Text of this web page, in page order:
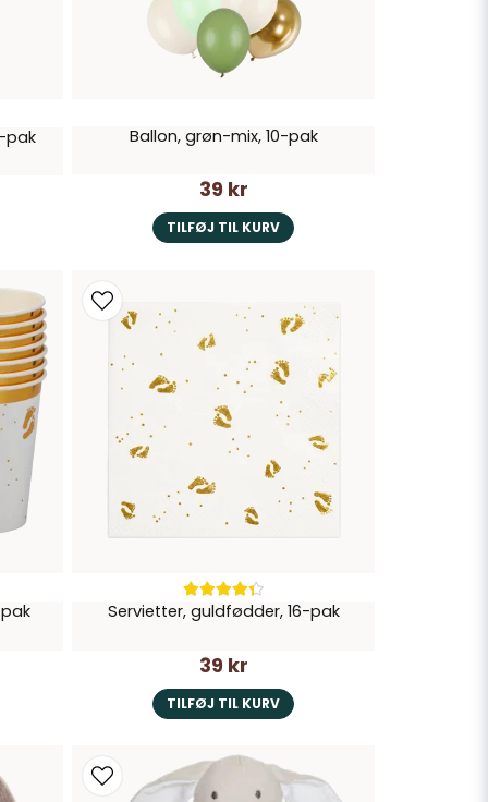
pak Ballon, grøn-mix, 10-pak
39 kr
TILFØJ TIL KURV
Servietter, guldfødder, 16-pak
39 kr
TILFØJ TIL KURV